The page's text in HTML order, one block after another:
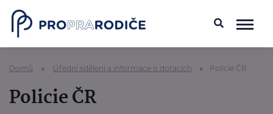
Domů Úřední sdělení a informace o dotacích Policie ČR
Policie ČR